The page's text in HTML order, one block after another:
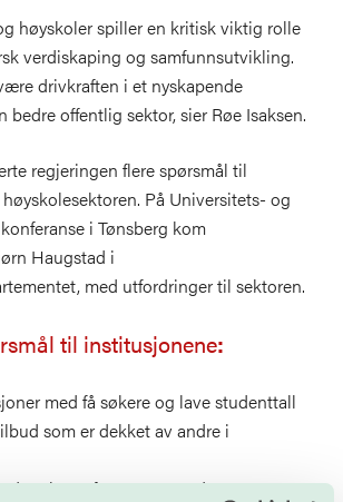
høyskoler spiller en kritisk viktig rolle
verdiskaping og samfunnsutvikling.
drivkraften i et nyskapende
offentlig sektor, sier Røe Isaksen.
regjeringen flere spørsmål til
På Universitets- og
i Tønsberg kom
Haugstad i
med utfordringer til sektoren.
til institusjonene:
med få søkere og lave studenttall
som er dekket av andre i
for mange steder?